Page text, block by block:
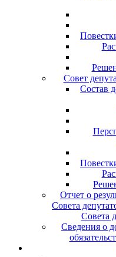
Совет
Состав
Отчет о
Совета
Совета
Сведения о